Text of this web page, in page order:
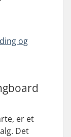
og
er et
Det